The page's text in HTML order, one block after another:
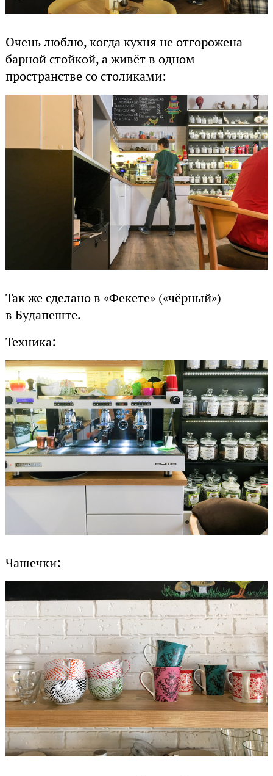
Очень люблю, когда кухня не отгорожена
барной стойкой, а живёт в одном
пространстве со столиками:
Так же сделано в «Фекете» («чёрный»)
в Будапеште.
Техника:
Чашечки: